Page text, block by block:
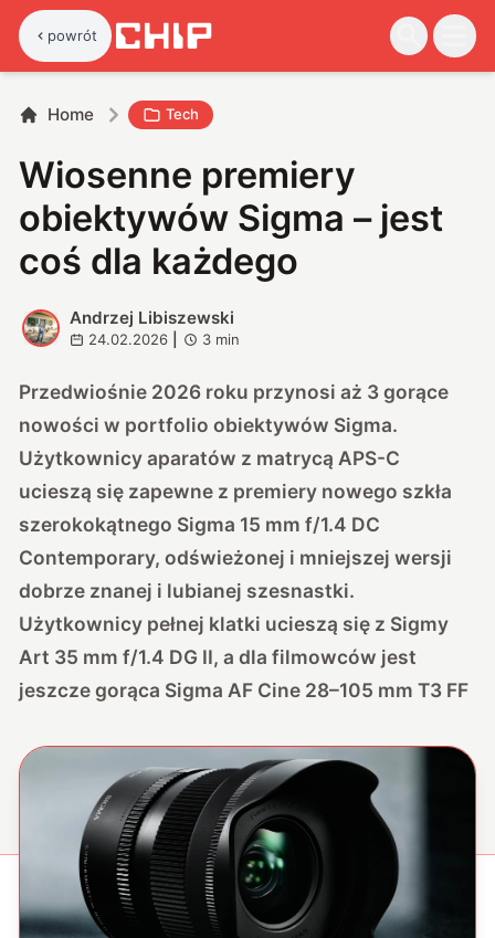
powrót
Home Tech
Wiosenne premiery
obiektywów Sigma – jest
coś dla każdego
A
Andrzej Libiszewski
24.02.2026 3 min
Przedwiośnie 2026 roku przynosi aż 3 gorące
nowości w portfolio obiektywów Sigma.
Użytkownicy aparatów z matrycą APS-C
ucieszą się zapewne z premiery nowego szkła
szerokokątnego Sigma 15 mm f/1.4 DC
Contemporary, odświeżonej i mniejszej wersji
dobrze znanej i lubianej szesnastki.
Użytkownicy pełnej klatki ucieszą się z Sigmy
Art 35 mm f/1.4 DG II, a dla filmowców jest
jeszcze gorąca Sigma AF Cine 28–105 mm T3 FF